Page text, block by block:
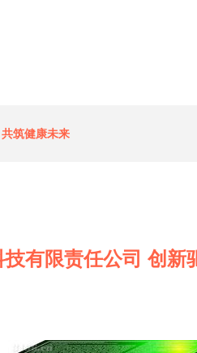
筑健康未来
有限责任公司 创新